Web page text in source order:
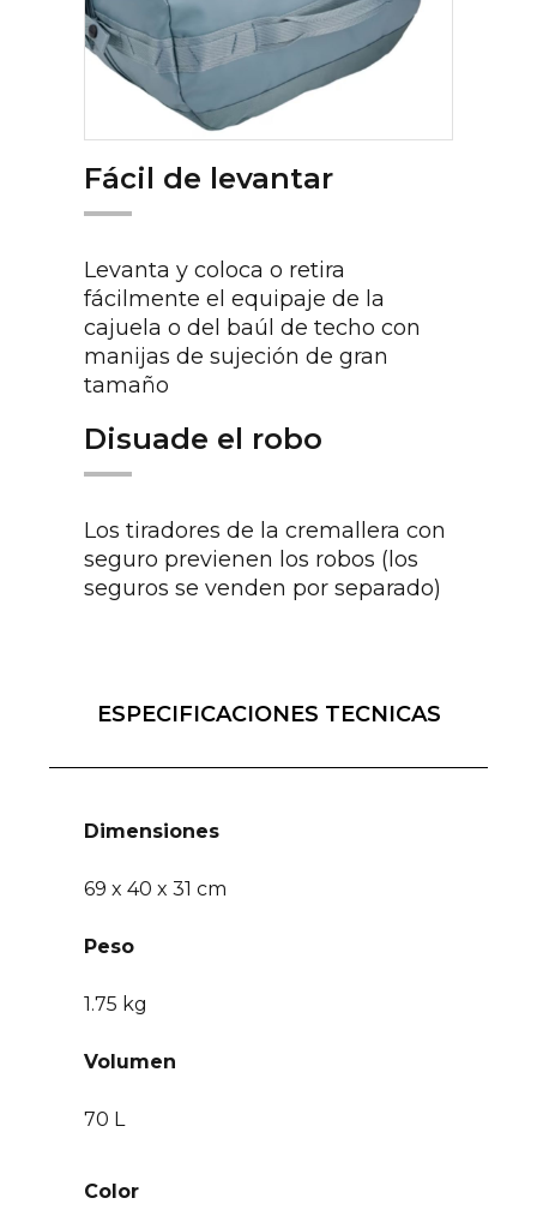
Fácil de levantar
Levanta y coloca o retira
fácilmente el equipaje de la
cajuela o del baúl de techo con
manijas de sujeción de gran
tamaño
Disuade el robo
Los tiradores de la cremallera con
seguro previenen los robos (los
seguros se venden por separado)
ESPECIFICACIONES TECNICAS
Dimensiones
69 x 40 x 31 cm
Peso
1.75 kg
Volumen
70 L
Color